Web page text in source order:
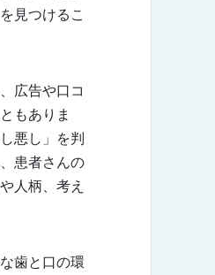
見つけるこ
広告や口コ
もありま
悪し」を判
患者さんの
人柄、考え
歯と口の環